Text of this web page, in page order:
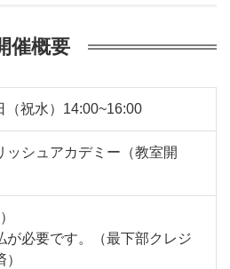
催概要
（祝水）14:00~16:00
ッシュアカデミー（教室開
必要です。（最下部クレジ